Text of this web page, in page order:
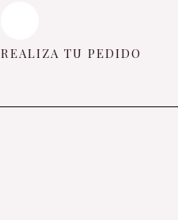
REALIZA TU PEDIDO